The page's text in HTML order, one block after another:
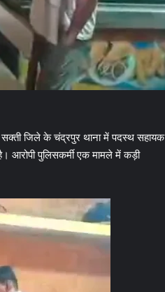
सक्ती जिले के चंद्रपुर थाना में पदस्थ सहायक
आरोपी पुलिसकर्मी एक मामले में कड़ी